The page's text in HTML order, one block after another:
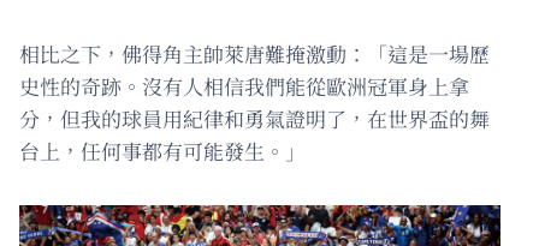
相比之下，佛得角主帥萊唐難掩激動：「這是一場歷
史性的奇跡。沒有人相信我們能從歐洲冠軍身上拿
分，但我的球員用紀律和勇氣證明了，在世界盃的舞
台上，任何事都有可能發生。」